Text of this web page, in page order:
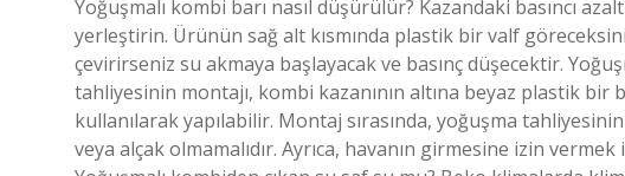
Yoğuşmalı kombi barı nasıl düşürülür? Kazandaki basıncı
yerleştirin. Ürünün sağ alt kısmında plastik bir valf
çevirirseniz su akmaya başlayacak ve basınç düşecektir.
tahliyesinin montajı, kombi kazanının altına beyaz plastik
kullanılarak yapılabilir. Montaj sırasında, yoğuşma
veya alçak olmamalıdır. Ayrıca, havanın girmesine izin